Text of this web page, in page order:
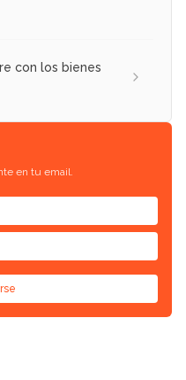
con los bienes
en tu email.